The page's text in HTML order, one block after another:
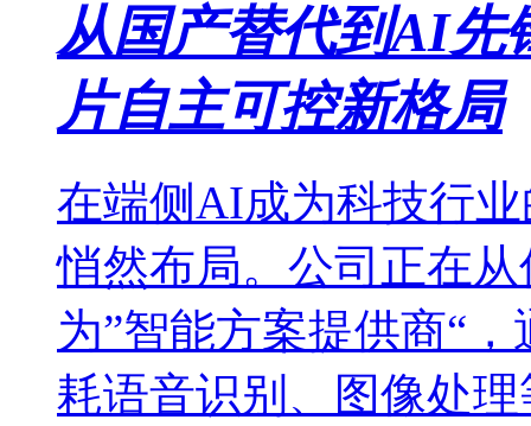
从国产替代到AI先
片自主可控新格局
在端侧AI成为科技行
悄然布局。公司正在
为”智能方案提供商“
耗语音识别、图像处